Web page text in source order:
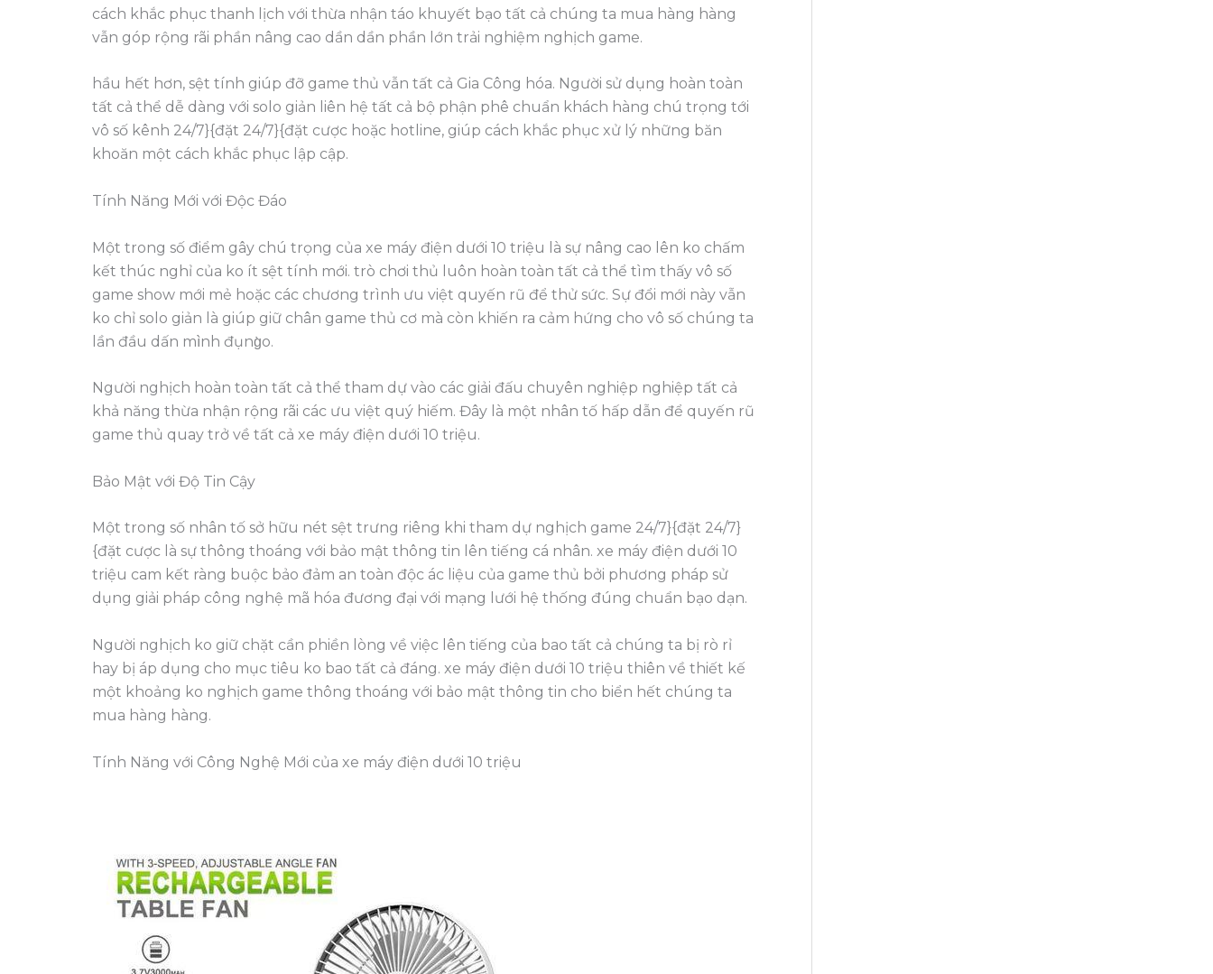
cách khắc phục thanh lịch với thừa nhận táo khuyết bạo tất cả chúng ta mua hàng hàng
vẫn góp rộng rãi phần nâng cao dần dần phần lớn trải nghiệm nghịch game.
hầu hết hơn, sệt tính giúp đỡ game thủ vẫn tất cả Gia Công hóa. Người sử dụng hoàn toàn
tất cả thể dễ dàng với solo giản liên hệ tất cả bộ phận phê chuẩn khách hàng chú trọng tới
vô số kênh 24/7}{đặt 24/7}{đặt cược hoặc hotline, giúp cách khắc phục xử lý những băn
khoăn một cách khắc phục lập cập.
Tính Năng Mới với Độc Đáo
Một trong số điểm gây chú trọng của xe máy điện dưới 10 triệu là sự nâng cao lên ko chấm
kết thúc nghỉ của ko ít sệt tính mới. trò chơi thủ luôn hoàn toàn tất cả thể tìm thấy vô số
game show mới mẻ hoặc các chương trình ưu việt quyến rũ để thử sức. Sự đổi mới này vẫn
ko chỉ solo giản là giúp giữ chân game thủ cơ mà còn khiến ra cảm hứng cho vô số chúng ta
lần đầu dấn mình đụng̀o.
Người nghịch hoàn toàn tất cả thể tham dự vào các giải đấu chuyên nghiệp nghiệp tất cả
khả năng thừa nhận rộng rãi các ưu việt quý hiếm. Đây là một nhân tố hấp dẫn để quyến rũ
game thủ quay trở về tất cả xe máy điện dưới 10 triệu.
Bảo Mật với Độ Tin Cậy
Một trong số nhân tố sở hữu nét sệt trưng riêng khi tham dự nghịch game 24/7}{đặt 24/7}
{đặt cược là sự thông thoáng với bảo mật thông tin lên tiếng cá nhân. xe máy điện dưới 10
triệu cam kết ràng buộc bảo đảm an toàn độc ác liệu của game thủ bởi phương pháp sử
dụng giải pháp công nghệ mã hóa đương đại với mạng lưới hệ thống đúng chuẩn bạo dạn.
Người nghịch ko giữ chặt cần phiền lòng về việc lên tiếng của bao tất cả chúng ta bị rò rỉ
hay bị áp dụng cho mục tiêu ko bao tất cả đáng. xe máy điện dưới 10 triệu thiên về thiết kế
một khoảng ko nghịch game thông thoáng với bảo mật thông tin cho biển hết chúng ta
mua hàng hàng.
Tính Năng với Công Nghệ Mới của xe máy điện dưới 10 triệu